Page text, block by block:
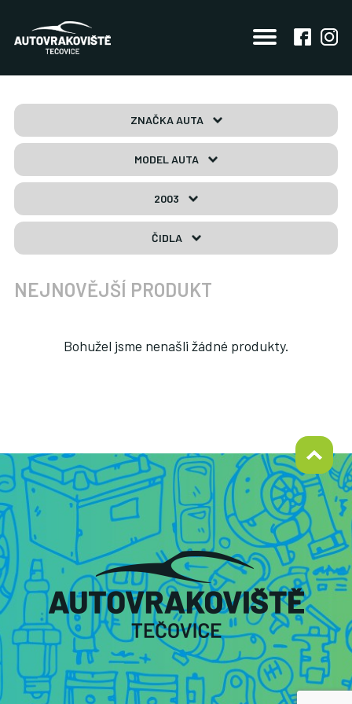
ZNAČKA AUTA
MODEL AUTA
2003
ČIDLA
NEJNOVĚJŠÍ PRODUKT
Bohužel jsme nenašli žádné produkty.